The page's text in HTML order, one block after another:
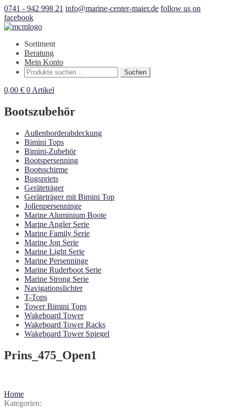
0741 - 942 998 21 info@marine-center-maier.de follow us on
facebook
Sortiment
Beratung
Mein Konto
Suchen
nach:
Suchen
0,00 € 0 Artikel
Bootszubehör
Außenborderabdeckung
Bimini Tops
Bimini-Zubehör
Bootspersenning
Bootsschirme
Bugspriets
Geräteträger
Geräteträger mit Bimini Top
Jollenpersenninge
Marine Aluminium Boote
Marine Angler Serie
Marine Family Serie
Marine Jon Serie
Marine Light Serie
Marine Persenninge
Marine Ruderboot Serie
Marine Strong Serie
Navigationslichter
T-Tops
Tower Bimini Tops
Wakeboard Tower
Wakeboard Tower Racks
Wakeboard Tower Spiegel
Prins_475_Open1
Beitragsnavigation
Vorheriger
Beitrag:
Home
Kategorien: